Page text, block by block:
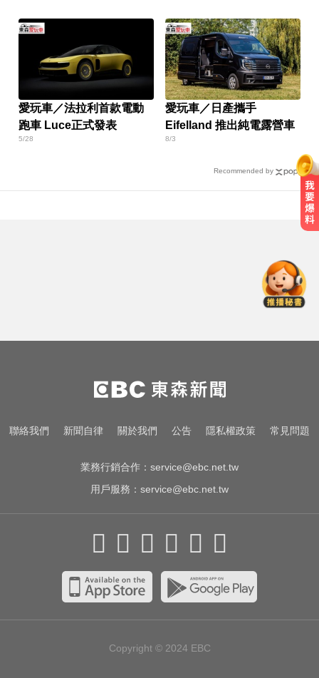
愛玩車／法拉利首款電動
跑車 Luce正式發表
5/28
愛玩車／日產攜手
Eifelland 推出純電露營車
8/3
Recommended by
五峰「8校停課」
「白海豚」可放颱風假？蔣萬安：
料敵從寬、禦敵從嚴
中職／中信兄弟折損2重砲！張志
聯絡我們 新聞自律 關於我們 公告 隱私權政策 常見問題
業務行銷合作： service@ebc.net.tw
用戶服務： service@ebc.net.tw
Copyright © 2024 EBC